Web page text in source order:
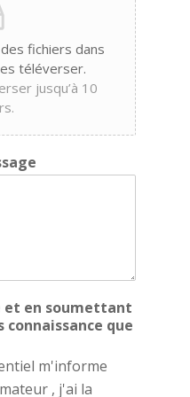
fichiers dans
téléverser.
jusqu’à 10
et en soumettant
que
m'informe
, j'ai la